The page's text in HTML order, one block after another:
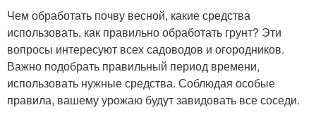
Чем обработать почву весной, какие средства
использовать, как правильно обработать грунт? Эти
вопросы интересуют всех садоводов и огородников.
Важно подобрать правильный период времени,
использовать нужные средства. Соблюдая особые
правила, вашему урожаю будут завидовать все соседи.